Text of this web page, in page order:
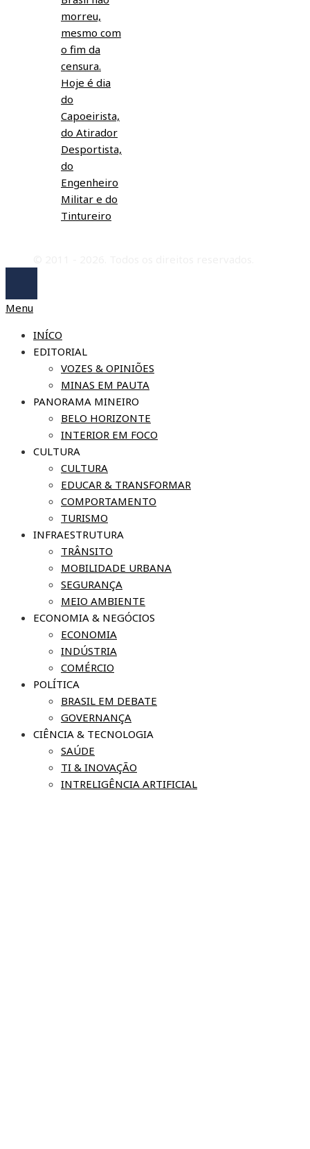
morreu,
mesmo com
o fim da
censura.
Hoje é dia
do
Capoeirista,
do Atirador
Desportista,
do
Engenheiro
Militar e do
Tintureiro
Menu
INÍCO
EDITORIAL
VOZES & OPINIÕES
MINAS EM PAUTA
PANORAMA MINEIRO
BELO HORIZONTE
INTERIOR EM FOCO
CULTURA
CULTURA
EDUCAR & TRANSFORMAR
COMPORTAMENTO
TURISMO
INFRAESTRUTURA
TRÂNSITO
MOBILIDADE URBANA
SEGURANÇA
MEIO AMBIENTE
ECONOMIA & NEGÓCIOS
ECONOMIA
INDÚSTRIA
COMÉRCIO
POLÍTICA
BRASIL EM DEBATE
GOVERNANÇA
CIÊNCIA & TECNOLOGIA
SAÚDE
TI & INOVAÇÃO
INTRELIGÊNCIA ARTIFICIAL